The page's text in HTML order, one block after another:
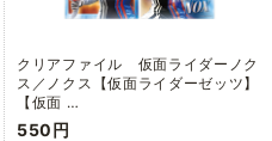
クリアファイル 仮面ライダーノク
ス／ノクス【仮面ライダーゼッツ】
【仮面 …
550円